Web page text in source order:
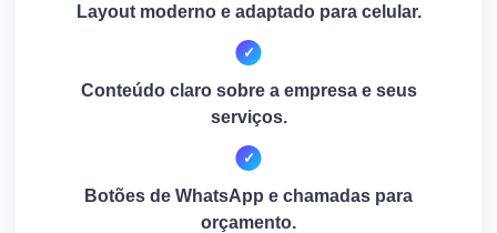
Layout moderno e adaptado para celular.
Conteúdo claro sobre a empresa e seus
serviços.
Botões de WhatsApp e chamadas para
orçamento.